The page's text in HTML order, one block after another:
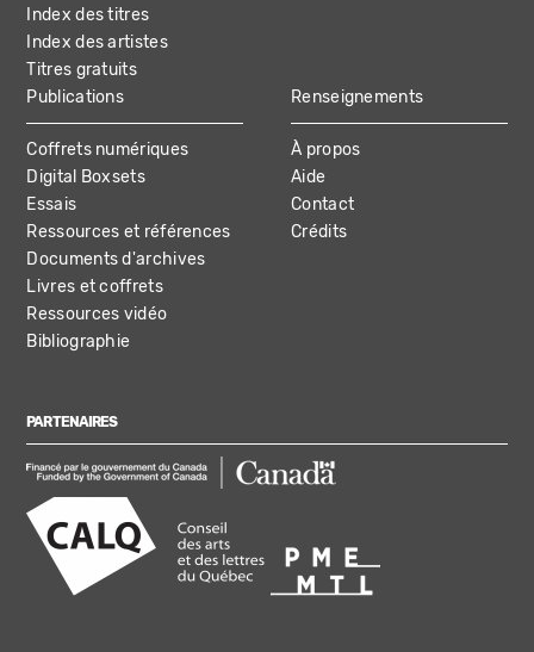
Index des titres
Index des artistes
Titres gratuits
Publications
Coffrets numériques
Digital Boxsets
Essais
Ressources et références
Documents d'archives
Livres et coffrets
Ressources vidéo
Bibliographie
Renseignements
À propos
Aide
Contact
Crédits
PARTENAIRES